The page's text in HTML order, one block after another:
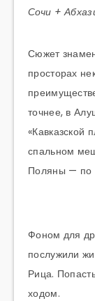
Сочи +
Сюжет
просторах
точнее, в
«Кавказской
спальном
Поляны — по
Фоном для
послужили
Рица.
ходом.